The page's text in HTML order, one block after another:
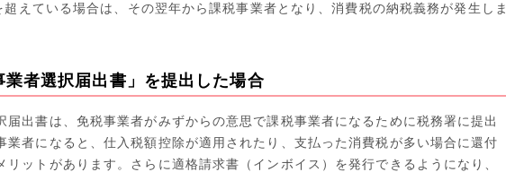
えている場合は、その翌年から課税事業者となり、消費税の納税義務が発生し
業者選択届出書」を提出した場合
届出書は、免税事業者がみずからの意思で課税事業者になるために税務署に提出
業者になると、仕入税額控除が適用されたり、支払った消費税が多い場合に還付
リットがあります。さらに適格請求書（インボイス）を発行できるようになり、